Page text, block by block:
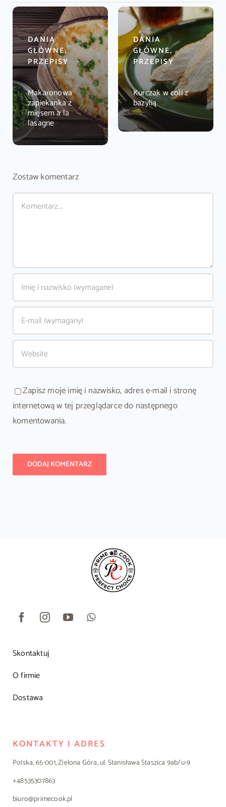
DANIA
GŁÓWNE,
PRZEPISY
Makaronowa
zapiekanka z
mięsem a la
lasagne
DANIA
GŁÓWNE,
PRZEPISY
Kurczak w coli z
bazylią
Zostaw komentarz
Comment
Zapisz moje imię i nazwisko, adres e-mail i stronę
internetową w tej przeglądarce do następnego
komentowania.
Skontaktuj
O firmie
Dostawa
KONTAKTY I ADRES
Polska, 65-001, Zielona Góra, ul. Stanisława Staszica 9ab/u-9
+48535307863
biuro@primecook.pl